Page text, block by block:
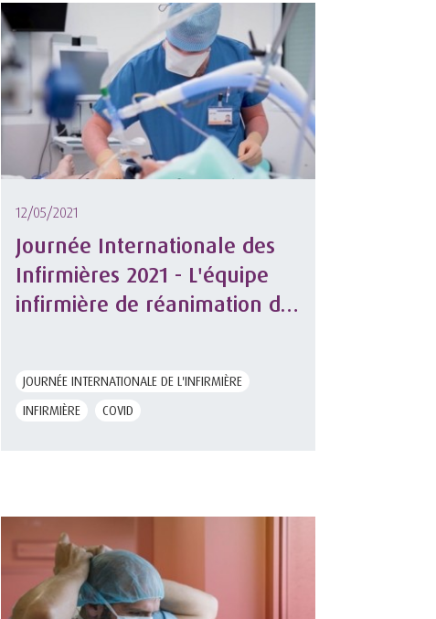
12/05/2021
Journée Internationale des
Infirmières 2021 - L'équipe
infirmière de réanimation de
JOURNÉE INTERNATIONALE DE L'INFIRMIÈRE
INFIRMIÈRE
COVID